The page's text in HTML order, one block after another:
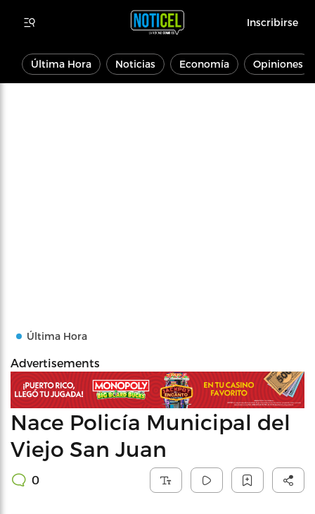
Inscribirse
Última Hora Noticias Economía Opiniones
Última Hora
Advertisements
Nace Policía Municipal del
Viejo San Juan
0